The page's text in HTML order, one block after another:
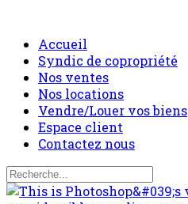
Accueil
Syndic de copropriété
Nos ventes
Nos locations
Vendre/Louer vos biens
Espace client
Contactez nous